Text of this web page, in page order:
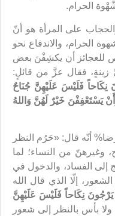
الحرام.
على المرأة هو أنّ
الحرام، والاندفاع نحو
للعجائز أن يكشِفْنَ بعض
زينةٍ، فقال عزَّ من قائلٍ:
نِكَاحاً فَلَيْسَ عَلَيْهِنَّ جُنَاحٌ
يَسْتَعْفِفْنَ خَيْرٌ لَهُنَّ وَاللهُ
أنّه قال: «حَرُم النظر
وغيرهنّ من النساء؛ لما
إلى الفساد، والدخول في
إلّا الذي قال الله
يَرْجُونَ نِكَاحاً فَلَيْسَ عَلَيْهِنَّ
ولا بأس بالنظر إلى شعور